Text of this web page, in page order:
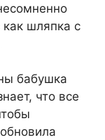
как шляпка с
бабушка
что все